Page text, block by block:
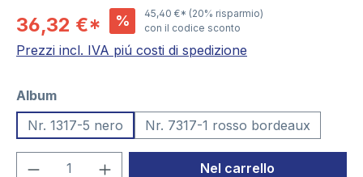
36,32 €* % 45,40 €* (20% risparmio)
con il codice sconto
Prezzi incl. IVA piú costi di spedizione
Seleziona
Album
Nr. 1317-5 nero
Nr. 7317-1 rosso bordeaux
Quantità del prodotto: inserisci la
Nel carrello